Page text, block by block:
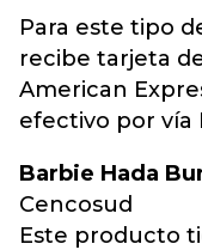
Para este tipo
recibe tarjeta
American
efectivo por vía
Barbie Hada
Cencosud
Este producto